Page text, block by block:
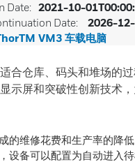
Date: 2021-10-
Date:
2026-
VM3 车载电脑
合仓库、码头和堆场的
示屏和突破性创新技术
的维修花费和生产率的降
设备可以配置为自动进入